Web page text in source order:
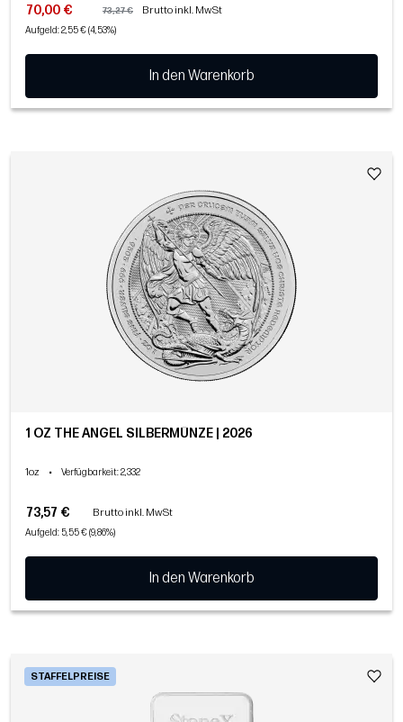
70,00 € 73,27 € Brutto inkl. MwSt
Aufgeld: 2,55 € (4,53%)
In den Warenkorb
1 OZ THE ANGEL SILBERMÜNZE | 2026
1oz • Verfügbarkeit: 2,332
73,57 € Brutto inkl. MwSt
Aufgeld: 5,55 € (9,86%)
In den Warenkorb
STAFFELPREISE